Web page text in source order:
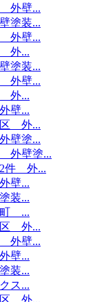
外壁...
塗装...
外壁...
外...
塗装...
外壁...
外...
壁...
区 外...
壁塗...
外壁塗...
件 外...
壁...
装...
町 ...
区 外...
外壁...
壁...
装...
ス...
区 外...